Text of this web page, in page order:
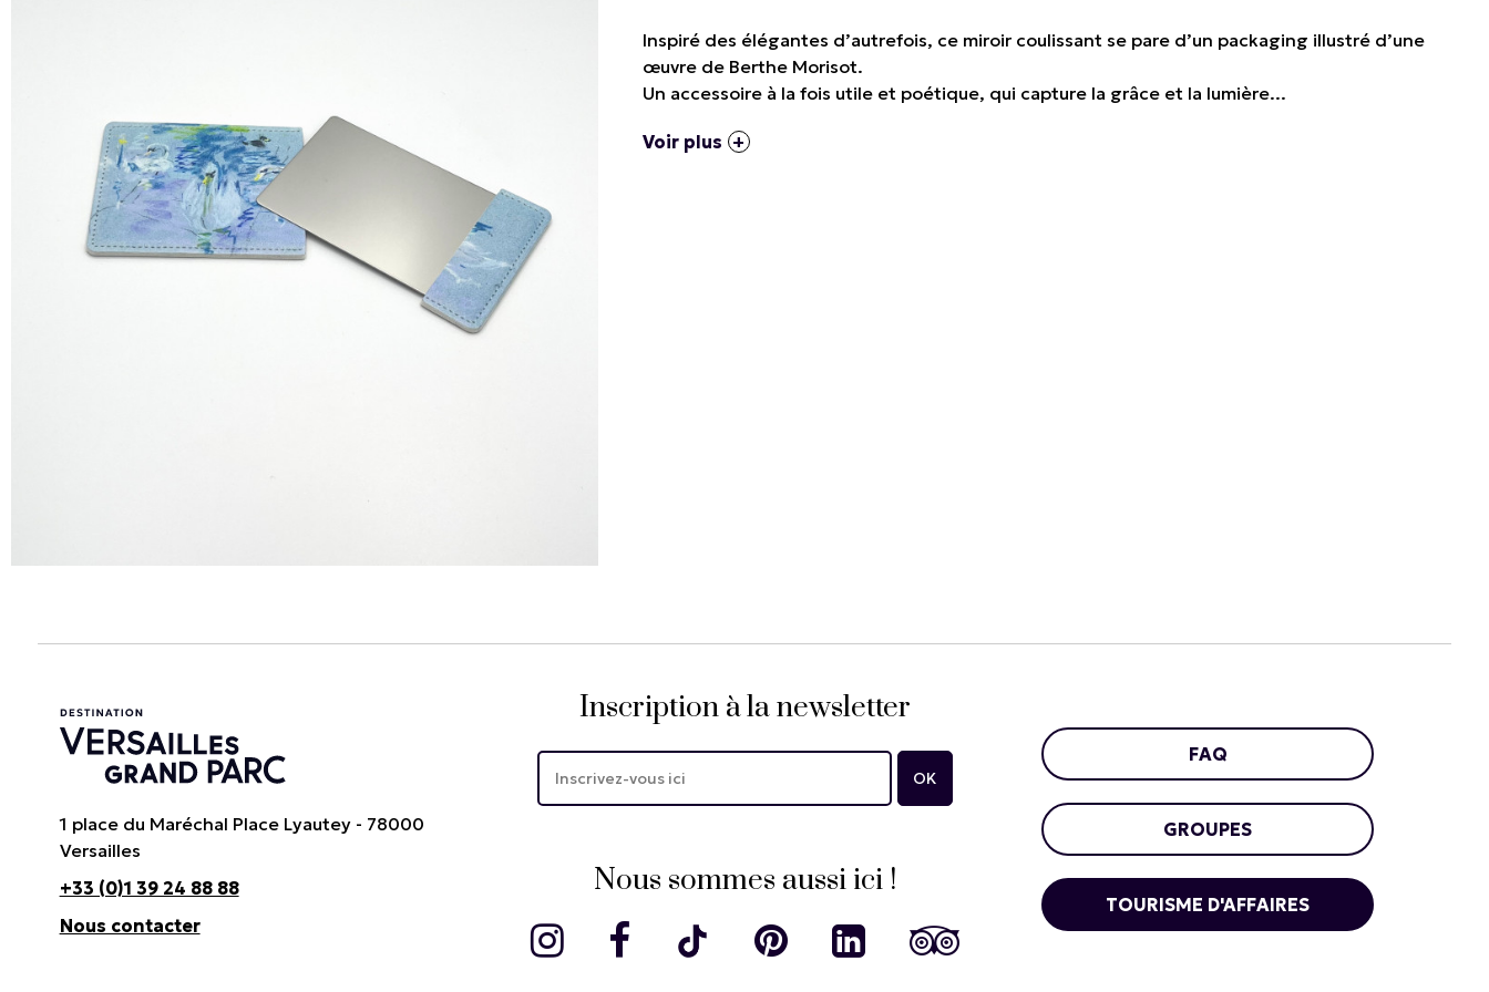
Inspiré des élégantes d’autrefois, ce miroir coulissant se pare d’un packaging illustré d’une
œuvre de Berthe Morisot.
Un accessoire à la fois utile et poétique, qui capture la grâce et la lumière...
Voir plus
1 place du Maréchal Place Lyautey - 78000
Versailles
+33 (0)1 39 24 88 88
Nous contacter
Inscription à la newsletter
Nous sommes aussi ici !
FAQ
GROUPES
TOURISME D'AFFAIRES